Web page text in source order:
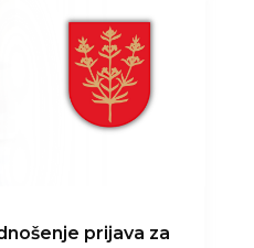
prijava za